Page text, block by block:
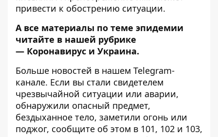
привести к обострению ситуации.
А все материалы по теме эпидемии
читайте в нашей рубрике
— Коронавирус и Украина.
Больше новостей в нашем Telegram-
канале. Если вы стали свидетелем
чрезвычайной ситуации или аварии,
обнаружили опасный предмет,
бездыханное тело, заметили огонь или
поджог, сообщите об этом в 101, 102 и 103,